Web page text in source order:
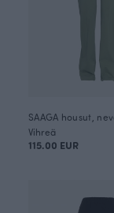
SAAGA housut,
Vihreä
115.00 EUR